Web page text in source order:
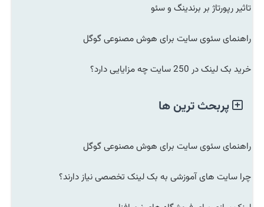
تاثیر رپورتاژ بر برندینگ و سئو
راهنمای سئوی سایت برای هوش مصنوعی گوگل
خرید بک لینک در 250 سایت چه مزایایی دارد؟
پربحث ترین ها
راهنمای سئوی سایت برای هوش مصنوعی گوگل
چرا سایت های آموزشی به بک لینک تخصصی نیاز دارند؟